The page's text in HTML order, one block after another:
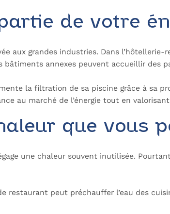
de votre
aux grandes industries. Dans
bâtiments annexes peuvent accueillir des
la filtration de sa piscine grâce à sa
au marché de l’énergie tout en
que vous
une chaleur souvent inutilisée.
restaurant peut préchauffer l’eau des